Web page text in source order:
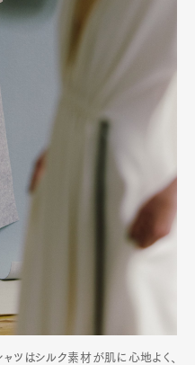
ツはシルク素材が肌に心地よく、